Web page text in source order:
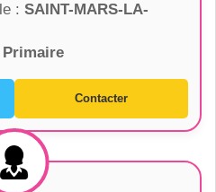
: SAINT-MARS-LA-
Contacter